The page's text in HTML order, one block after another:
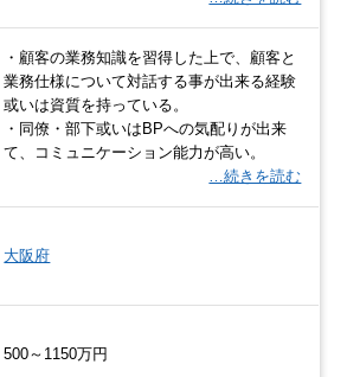
・顧客の業務知識を習得した上で、顧客と
業務仕様について対話する事が出来る経験
或いは資質を持っている。
・同僚・部下或いはBPへの気配りが出来
て、コミュニケーション能力が高い。
…続きを読む
大阪府
500～1150万円